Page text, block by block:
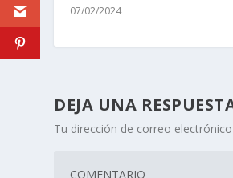
07/02/2024
DEJA UNA
Tu dirección de correo